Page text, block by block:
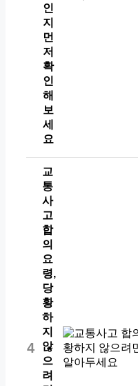
인
지
먼
저
확
인
해
보
세
요
4
교
통
사
고
합
의
요
령,
당
황
하
지
않
으
려